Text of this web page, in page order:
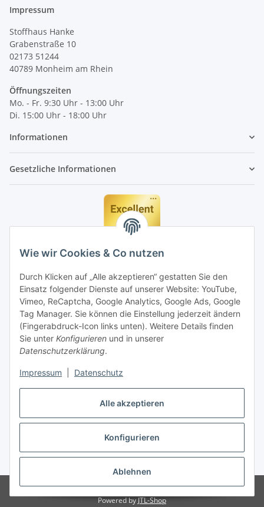
Alle akzeptieren
Konfigurieren
Ablehnen
Wie wir Cookies & Co nutzen
Durch Klicken auf „Alle akzeptieren“ gestatten Sie den
Einsatz folgender Dienste auf unserer Website: YouTube,
Vimeo, ReCaptcha, Google Analytics, Google Ads, Google
Tag Manager. Sie können die Einstellung jederzeit ändern
(Fingerabdruck-Icon links unten). Weitere Details finden
Sie unter Konfigurieren und in unserer
Datenschutzerklärung.
Impressum Datenschutz
Impressum
Stoffhaus Hanke
Grabenstraße 10
02173 51244
40789 Monheim am Rhein
Öffnungszeiten
Mo. - Fr. 9:30 Uhr - 13:00 Uhr
Di. 15:00 Uhr - 18:00 Uhr
Informationen
Gesetzliche Informationen
Vertrag widerrufen
* Alle Preise inkl. gesetzlicher MwSt., zzgl.Versand
© Stoffhaus Hanke
Powered byJTL-Shop